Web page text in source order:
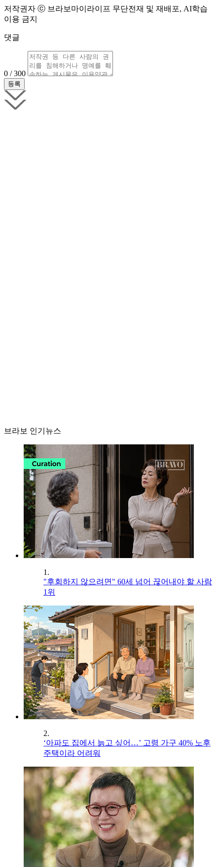
저작권자 ⓒ 브라보마이라이프 무단전재 및 재배포, AI학습
이용 금지
댓글
0 / 300
브라보 인기뉴스
1.
"후회하지 않으려면" 60세 넘어 끊어내야 할 사람
1위
2.
‘아파도 집에서 늙고 싶어…’ 고령 가구 40% 노후
주택이라 어려워